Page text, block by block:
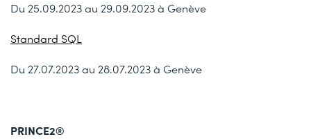
Du 25.09.2023 au 29.09.2023 à Genève
Standard SQL
Du 27.07.2023 au 28.07.2023 à Genève
PRINCE2®